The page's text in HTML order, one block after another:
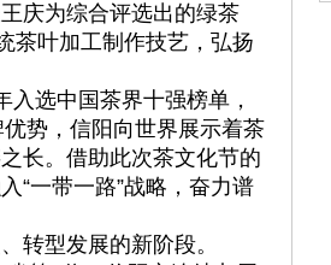
庆为综合评选出的绿茶
茶叶加工制作技艺，弘扬
选中国茶界十强榜单，
势，信阳向世界展示着茶
长。借助此次茶文化节的
“一带一路”战略，奋力谱
型发展的新阶段。